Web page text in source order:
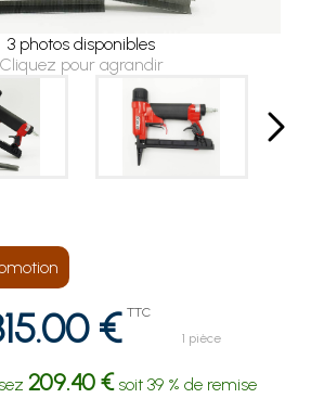
3 photos disponibles
Cliquez pour agrandir
€ TTC
1 pièce
209.40 €soit 39 % de remise